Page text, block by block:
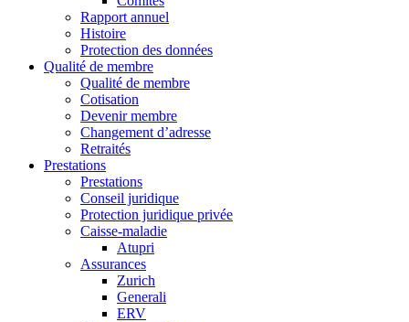
Rapport annuel
Histoire
Protection des données
Qualité de membre
Qualité de membre
Cotisation
Devenir membre
Changement d’adresse
Retraités
Prestations
Prestations
Conseil juridique
Protection juridique privée
Caisse-maladie
Atupri
Assurances
Zurich
Generali
ERV